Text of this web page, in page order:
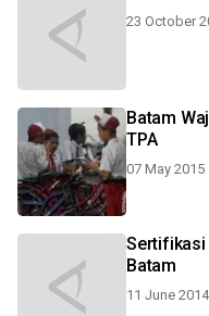
23 October
Batam
TPA
07 May 2015
Sertifikasi
Batam
11 June